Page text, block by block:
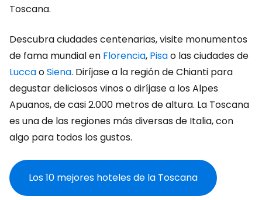
Toscana.
Descubra ciudades centenarias, visite monumentos
de fama mundial en Florencia, Pisao las ciudades de
LuccaoSiena. Diríjase a la región de Chianti para
degustar deliciosos vinos o diríjase a los Alpes
Apuanos, de casi 2.000 metros de altura. La Toscana
es una de las regiones más diversas de Italia, con
algo para todos los gustos.
Los 10 mejores hoteles de la Toscana